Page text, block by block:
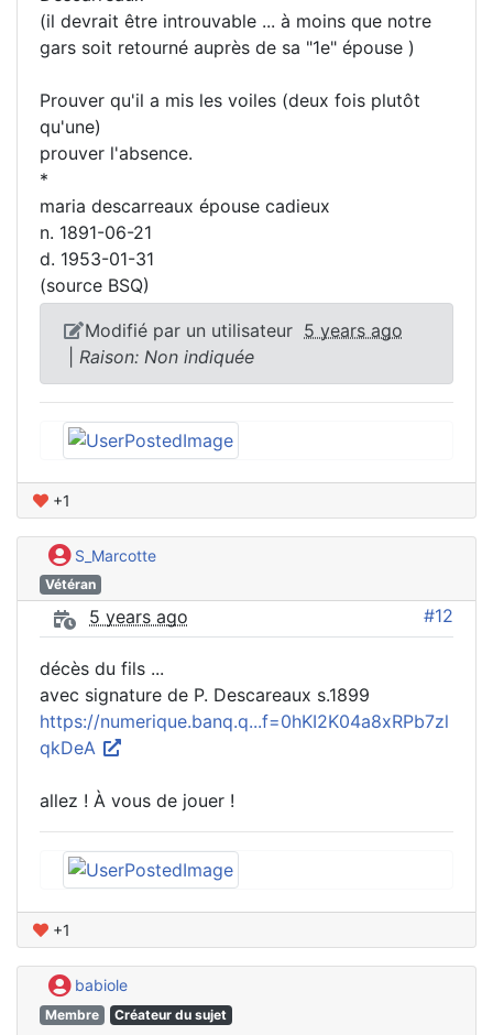
(il devrait être introuvable ... à moins que notre
gars soit retourné auprès de sa "1e" épouse )
Prouver qu'il a mis les voiles (deux fois plutôt
qu'une)
prouver l'absence.
*
maria descarreaux épouse cadieux
n. 1891-06-21
d. 1953-01-31
(source BSQ)
Modifié par un utilisateur 5 years ago
Raison: Non indiquée
+1
S_Marcotte
Vétéran
5 years ago #12
décès du fils ...
avec signature de P. Descareaux s.1899
https://numerique.banq.q...f=0hKI2K04a8xRPb7zl
qkDeA
allez ! À vous de jouer !
+1
babiole
Membre Créateur du sujet